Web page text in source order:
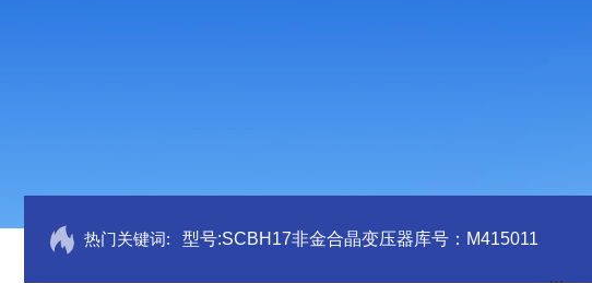
热门关键词: 型号:SCBH17非金合晶变压器库号：M415011